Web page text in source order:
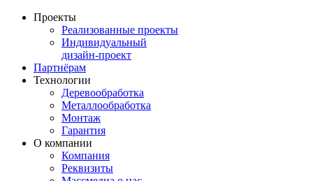
Проекты
Реализованные проекты
Индивидуальный
дизайн-проект
Партнёрам
Технологии
Деревообработка
Металлообработка
Монтаж
Гарантия
О компании
Компания
Реквизиты